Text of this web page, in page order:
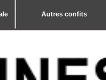
Autres confits